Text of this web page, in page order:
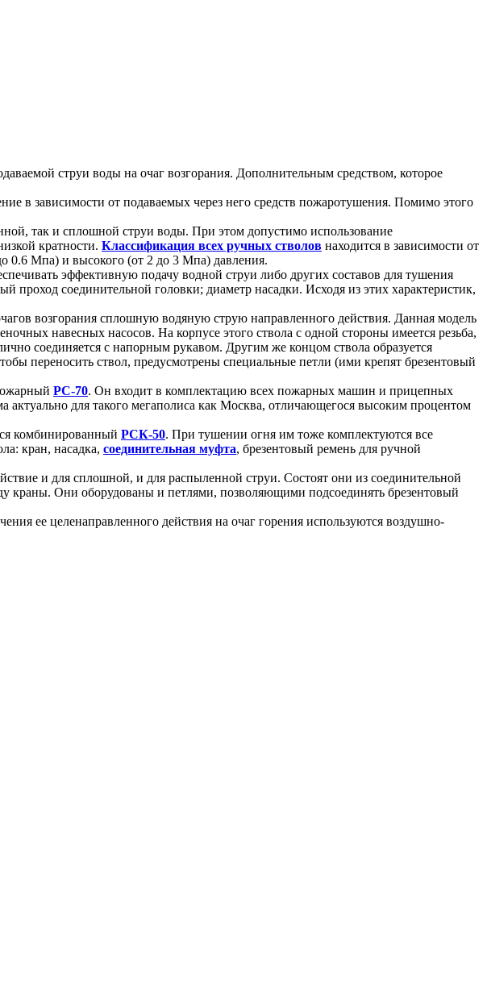
струи воды на очаг возгорания. Дополнительным средством, которое
в зависимости от подаваемых через него средств пожаротушения. Помимо этого
так и сплошной струи воды. При этом допустимо использование
кратности. Классификация всех ручных стволов находится в зависимости от
0.6 Мпа) и высокого (от 2 до 3 Мпа) давления.
эффективную подачу водной струи либо других составов для тушения
проход соединительной головки; диаметр насадки. Исходя из этих характеристик,
возгорания сплошную водяную струю направленного действия. Данная модель
навесных насосов. На корпусе этого ствола с одной стороны имеется резьба,
соединяется с напорным рукавом. Другим же концом ствола образуется
переносить ствол, предусмотрены специальные петли (ими крепят брезентовый
РС-70. Он входит в комплектацию всех пожарных машин и прицепных
для такого мегаполиса как Москва, отличающегося высоким процентом
комбинированный РСК-50. При тушении огня им тоже комплектуются все
кран, насадка, соединительная муфта, брезентовый ремень для ручной
и для сплошной, и для распыленной струи. Состоят они из соединительной
Они оборудованы и петлями, позволяющими подсоединять брезентовый
ее целенаправленного действия на очаг горения используются воздушно-